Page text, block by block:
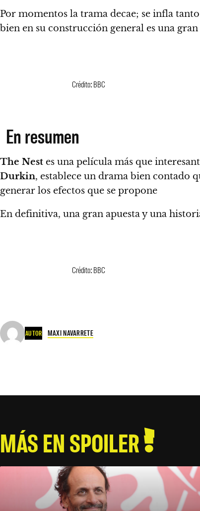
Por momentos la trama decae; se infla
bien en su construcción general es una
Crédito: BBC
En resumen
The Nest es una película más que
Durkin, establece un drama bien contado
generar los efectos que se propone
En definitiva, una gran apuesta y una
Crédito: BBC
AUTOR MAXI NAVARRETE
MÁS EN SPOILER